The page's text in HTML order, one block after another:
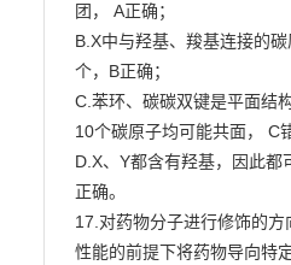
团， A正确；
B.X中与羟基、羧基连接的
个，B正确；
C.苯环、碳碳双键是平面结
10个碳原子均可能共面， C
D.X、Y都含有羟基，因此都
正确。
17.对药物分子进行修饰的
性能的前提下将药物导向特